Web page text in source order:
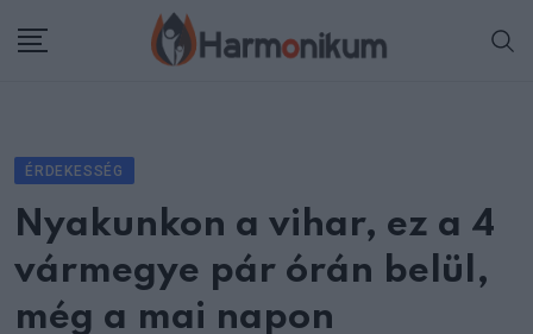
ÉRDEKESSÉG
Nyakunkon a vihar, ez a 4
vármegye pár órán belül,
még a mai napon